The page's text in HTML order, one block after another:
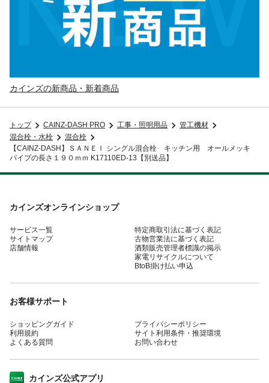
カインズの新商品・新着商品
トップ CAINZ-DASH PRO 工事・照明用品
管工機材
混合栓・水栓
混合栓
【CAINZ-DASH】ＳＡＮＥＩ シングル混合栓 キッチン用 オールメッキ
パイプの長さ１９０ｍｍ K17110ED-13【別送品】
カインズオンラインショップ
サービス一覧
サイトマップ
店舗情報
特定商取引法に基づく表記
古物営業法に基づく表記
酒類販売管理者標識の掲示
家電リサイクルについて
BtoB掛け払い申込
お客様サポート
ショッピングガイド
利用規約
よくある質問
プライバシーポリシー
サイト利用条件・推奨環境
お問い合わせ
カインズ公式アプリ